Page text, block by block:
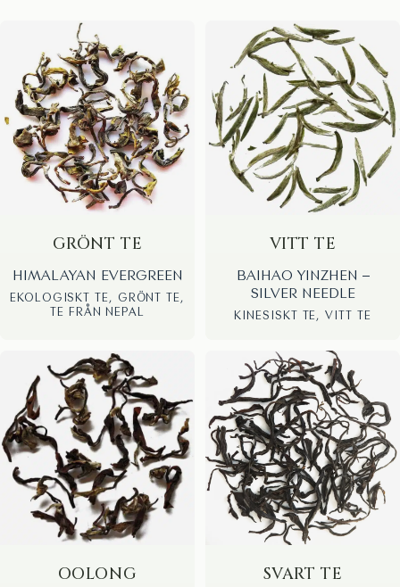
GRÖNT TE
HIMALAYAN EVERGREEN
EKOLOGISKT TE, GRÖNT TE,
TE FRÅN NEPAL
VITT TE
BAIHAO YINZHEN –
SILVER NEEDLE
KINESISKT TE, VITT TE
OOLONG SVART TE